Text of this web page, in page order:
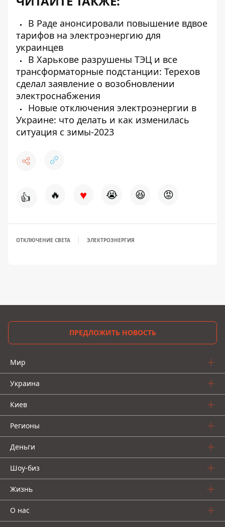
В Раде анонсировали повышение вдвое
тарифов на электроэнергию для
украинцев
В Харькове разрушены ТЭЦ и все
трансформаторные подстанции: Терехов
сделал заявление о возобновлении
электроснабжения
Новые отключения электроэнергии в
Украине: что делать и как изменилась
ситуация с зимы-2023
👍 🔥 ♥ 😭 😆 😡
ОТКЛЮЧЕНИЕ СВЕТА ЭЛЕКТРОЭНЕРГИЯ
ПРЕДЛОЖИТЬ НОВОСТЬ
Мир
Украина
Киев
Регионы
Деньги
Шоу-биз
Жизнь
О нас